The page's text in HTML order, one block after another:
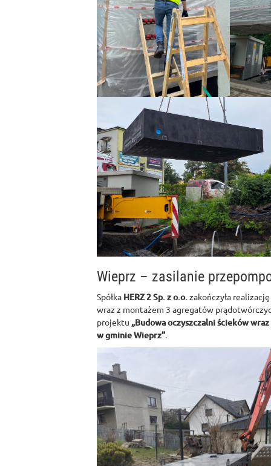
Wieprz – zasilanie
Spółka HERZ 2 Sp. z o.o.zakończyła
wraz z montażem 3 agregatów
projektu „Budowa oczyszczalni ścieków
w gminie Wieprz”.